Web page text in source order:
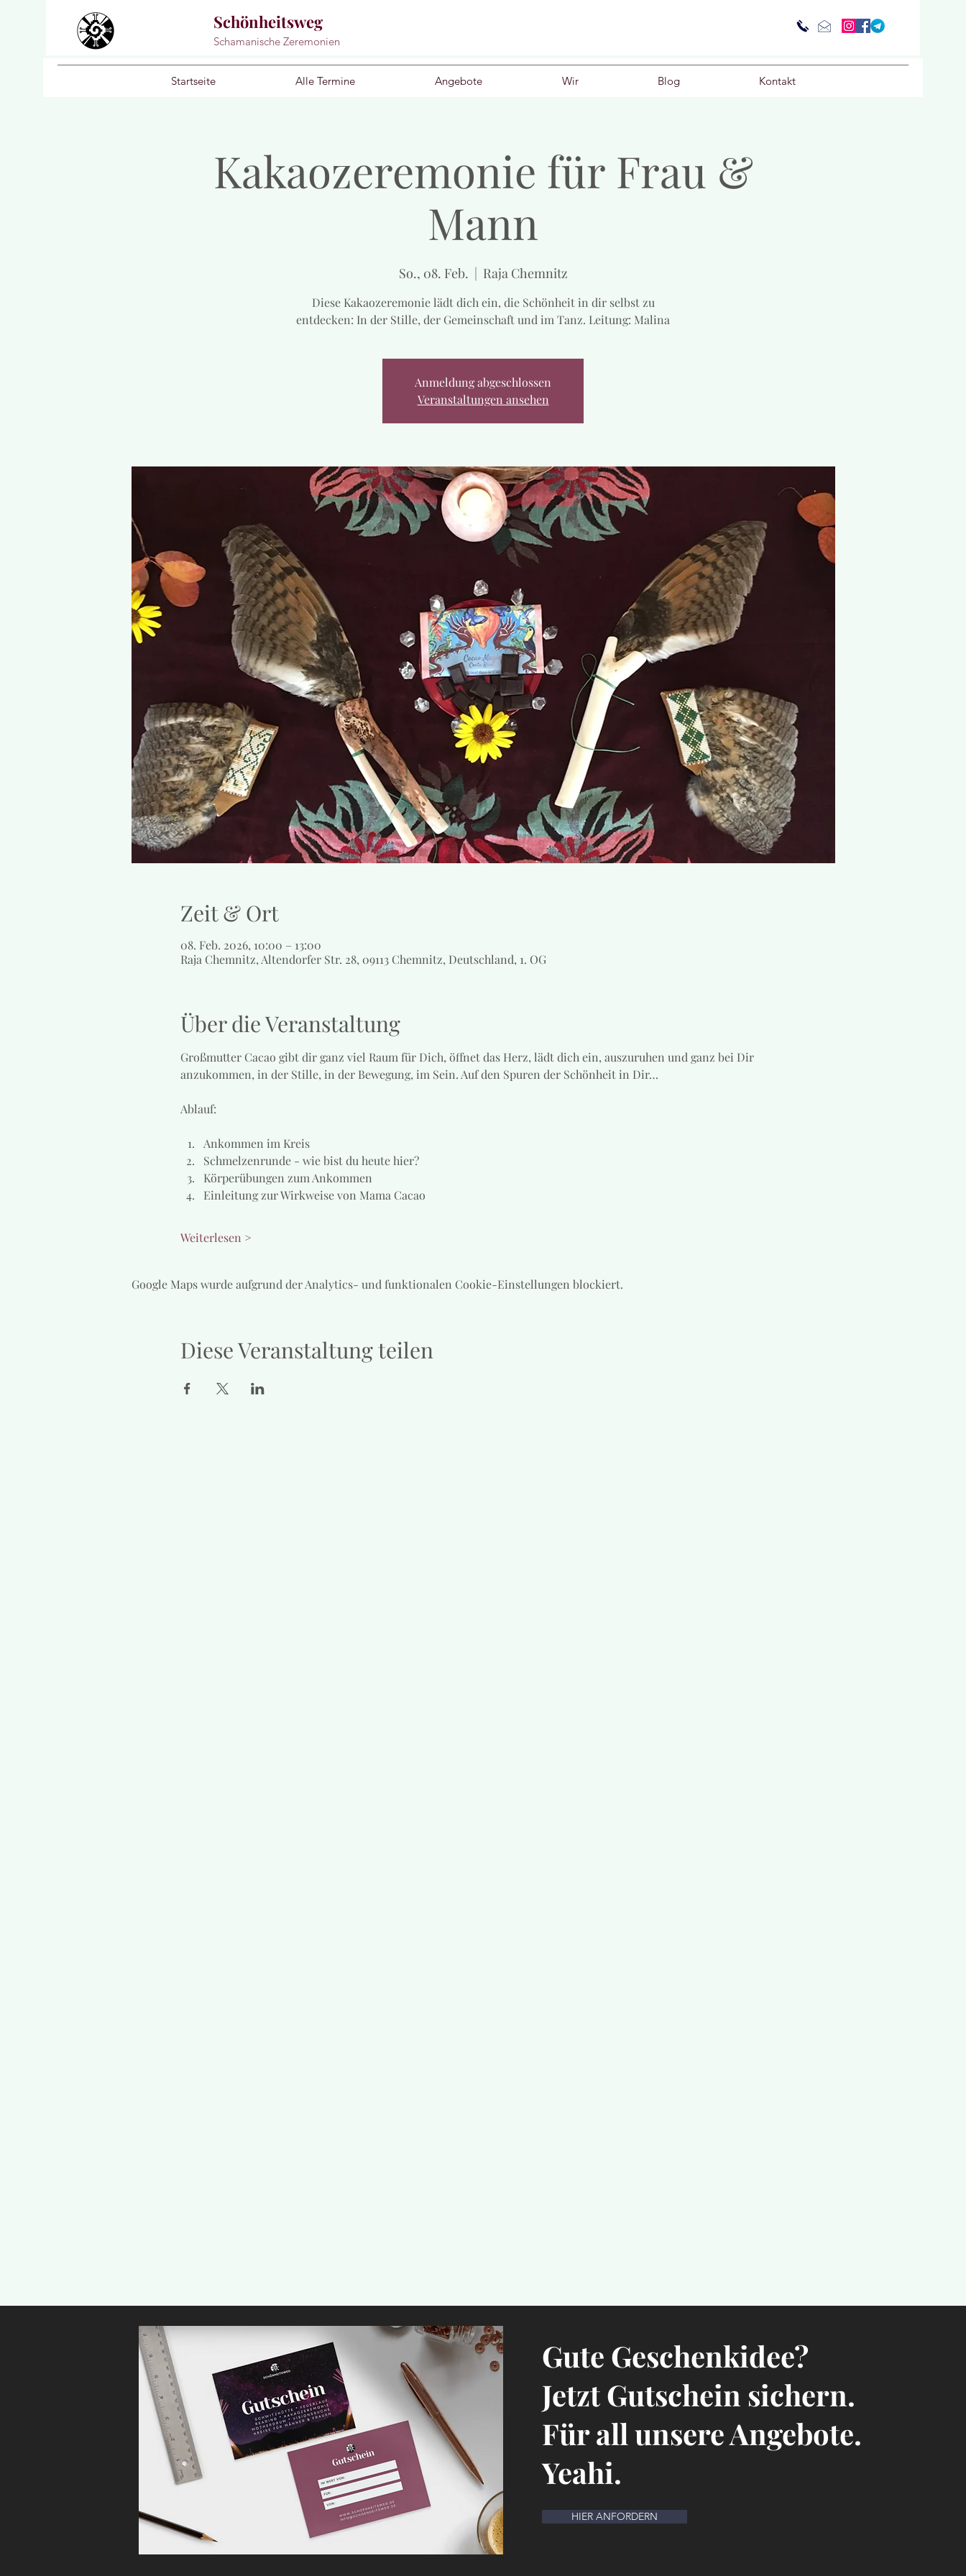
Schönheitsweg
Schamanische Zeremonien
Startseite Alle Termine Angebote Wir Blog Kontakt
Kakaozeremonie für Frau &
Mann
So., 08. Feb.
  |
Raja Chemnitz
Diese Kakaozeremonie lädt dich ein, die Schönheit in dir selbst zu
entdecken: In der Stille, der Gemeinschaft und im Tanz. Leitung: Malina
Anmeldung abgeschlossen
Veranstaltungen ansehen
Zeit & Ort
08. Feb. 2026, 10:00 – 13:00
Raja Chemnitz, Altendorfer Str. 28, 09113 Chemnitz, Deutschland, 1. OG
Über die Veranstaltung
Großmutter Cacao gibt dir ganz viel Raum für Dich, öffnet das Herz, lädt dich ein, auszuruhen und ganz bei Dir
anzukommen, in der Stille, in der Bewegung, im Sein. Auf den Spuren der Schönheit in Dir…
Ablauf:
Ankommen im Kreis
Schmelzenrunde - wie bist du heute hier?
Körperübungen zum Ankommen
Einleitung zur Wirkweise von Mama Cacao
Weiterlesen >
Google Maps wurde aufgrund der Analytics- und funktionalen Cookie-Einstellungen blockiert.
Diese Veranstaltung teilen
Gute Geschenkidee?
Jetzt Gutschein sichern.
Für all unsere Angebote.
Yeahi.
HIER ANFORDERN